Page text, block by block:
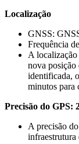
Localização
GNSS:
Frequência
A localização
nova posição
identificada,
minutos para
Precisão do GPS:
A precisão
infraestrutura